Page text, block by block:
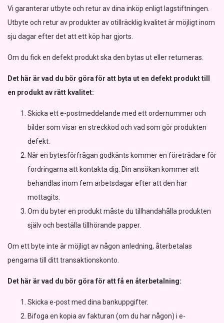
Vi garanterar utbyte och retur av dina inköp enligt lagstiftningen.
Utbyte och retur av produkter av otillräcklig kvalitet är möjligt inom
sju dagar efter det att ett köp har gjorts.
Om du fick en defekt produkt ska den bytas ut eller returneras.
Det här är vad du bör göra för att byta ut en defekt produkt till
en produkt av rätt kvalitet:
Skicka ett e-postmeddelande med ett ordernummer och
bilder som visar en streckkod och vad som gör produkten
defekt.
När en bytesförfrågan godkänts kommer en företrädare för
fordringarna att kontakta dig. Din ansökan kommer att
behandlas inom fem arbetsdagar efter att den har
mottagits.
Om du byter en produkt måste du tillhandahålla produkten
själv och beställa tillhörande papper.
Om ett byte inte är möjligt av någon anledning, återbetalas
pengarna till ditt transaktionskonto.
Det här är vad du bör göra för att få en återbetalning:
Skicka e-post med dina bankuppgifter.
Bifoga en kopia av fakturan (om du har någon) i e-